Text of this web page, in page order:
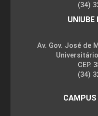
(34)
Av. Gov. José de
CEP.
(34)
CAMPUS